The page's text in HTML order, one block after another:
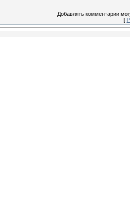
Добавлять комментарии
[